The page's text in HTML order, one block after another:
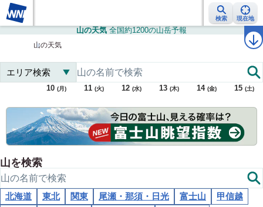
検索 現在地
ラ
山の天気 全国約1200の山岳予報
山の天気
国土地理院
10 (月) 11 (火) 12 (水) 13 (木) 14 (金) 15 (土)
山を検索
北海道 東北 関東 尾瀬・那須・日光 富士山
甲信越